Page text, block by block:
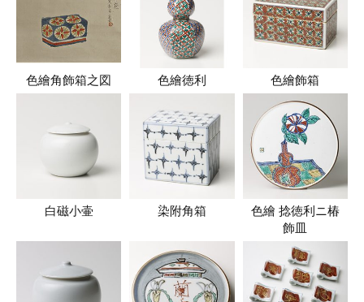
色繪角飾箱之図 色繪徳利 色繪飾箱
白磁小壷 染附角箱
色繪 捻徳利ニ椿
飾皿